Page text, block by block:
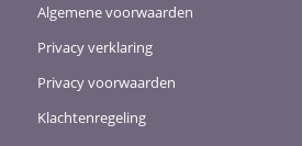
Algemene voorwaarden
Privacy verklaring
Privacy voorwaarden
Klachtenregeling